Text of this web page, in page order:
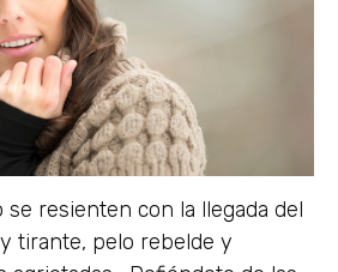
se resienten con la llegada del
tirante, pelo rebelde y